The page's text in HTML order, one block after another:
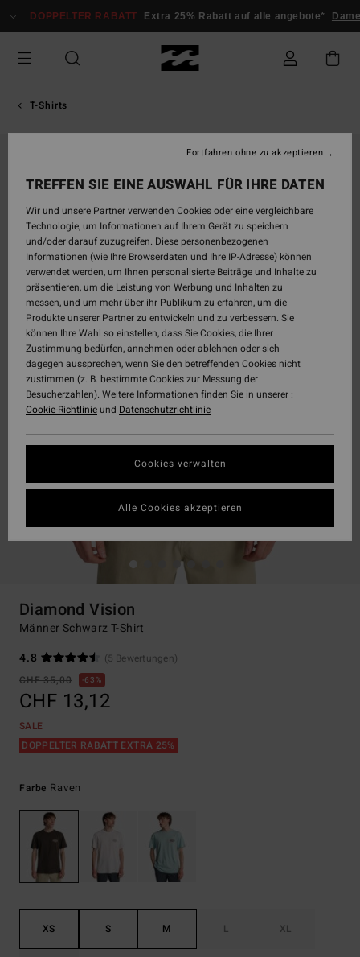
zur
springen
DOPPELTER RABATT Extra 25% Rabatt auf alle angebote* Damen
T-Shirts
Diamond Vision
Männer Schwarz T-Shirt
4.8
(5 Bewertungen)
CHF 35,00
63%
CHF 13,12
SALE
DOPPELTER RABATT EXTRA 25%
Farbe Raven
XS S M L XL
TREFFEN SIE EINE AUSWAHL FÜR IHRE DATEN
Wir und unsere Partner verwenden Cookies oder eine vergleichbare
Technologie, um Informationen auf Ihrem Gerät zu speichern
und/oder darauf zuzugreifen. Diese personenbezogenen
Informationen (wie Ihre Browserdaten und Ihre IP-Adresse) können
verwendet werden, um Ihnen personalisierte Beiträge und Inhalte zu
präsentieren, um die Leistung von Werbung und Inhalten zu
messen, und um mehr über ihr Publikum zu erfahren, um die
Produkte unserer Partner zu entwickeln und zu verbessern. Sie
können Ihre Wahl so einstellen, dass Sie Cookies, die Ihrer
Zustimmung bedürfen, annehmen oder ablehnen oder sich
dagegen aussprechen, wenn Sie den betreffenden Cookies nicht
zustimmen (z. B. bestimmte Cookies zur Messung der
Besucherzahlen). Weitere Informationen finden Sie in unserer :
Cookie-Richtlinieund Datenschutzrichtlinie
Cookies verwalten
Fortfahren ohne zu akzeptieren
Alle Cookies akzeptieren